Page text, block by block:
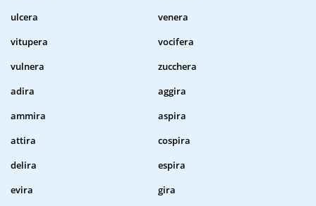
ulcera
venera
vitupera
vocifera
vulnera
zucchera
adira
aggira
ammira
aspira
attira
cospira
delira
espira
evira
gira